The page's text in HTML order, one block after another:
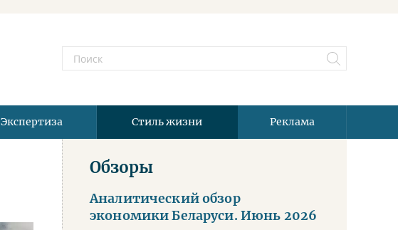
Экспертиза Стиль жизни Реклама
Обзоры
Аналитический обзор
экономики Беларуси. Июнь 2026